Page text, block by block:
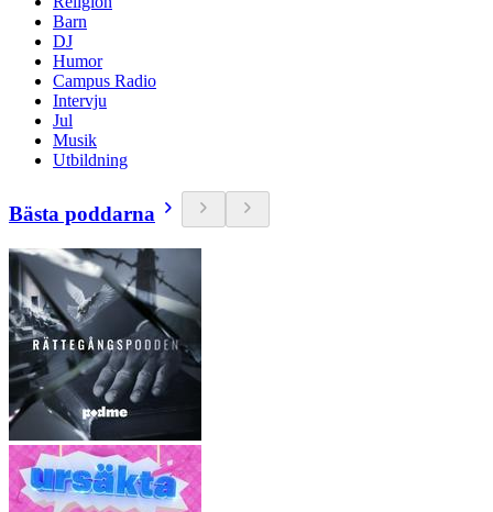
Barn
DJ
Humor
Campus Radio
Intervju
Jul
Musik
Utbildning
Bästa poddarna